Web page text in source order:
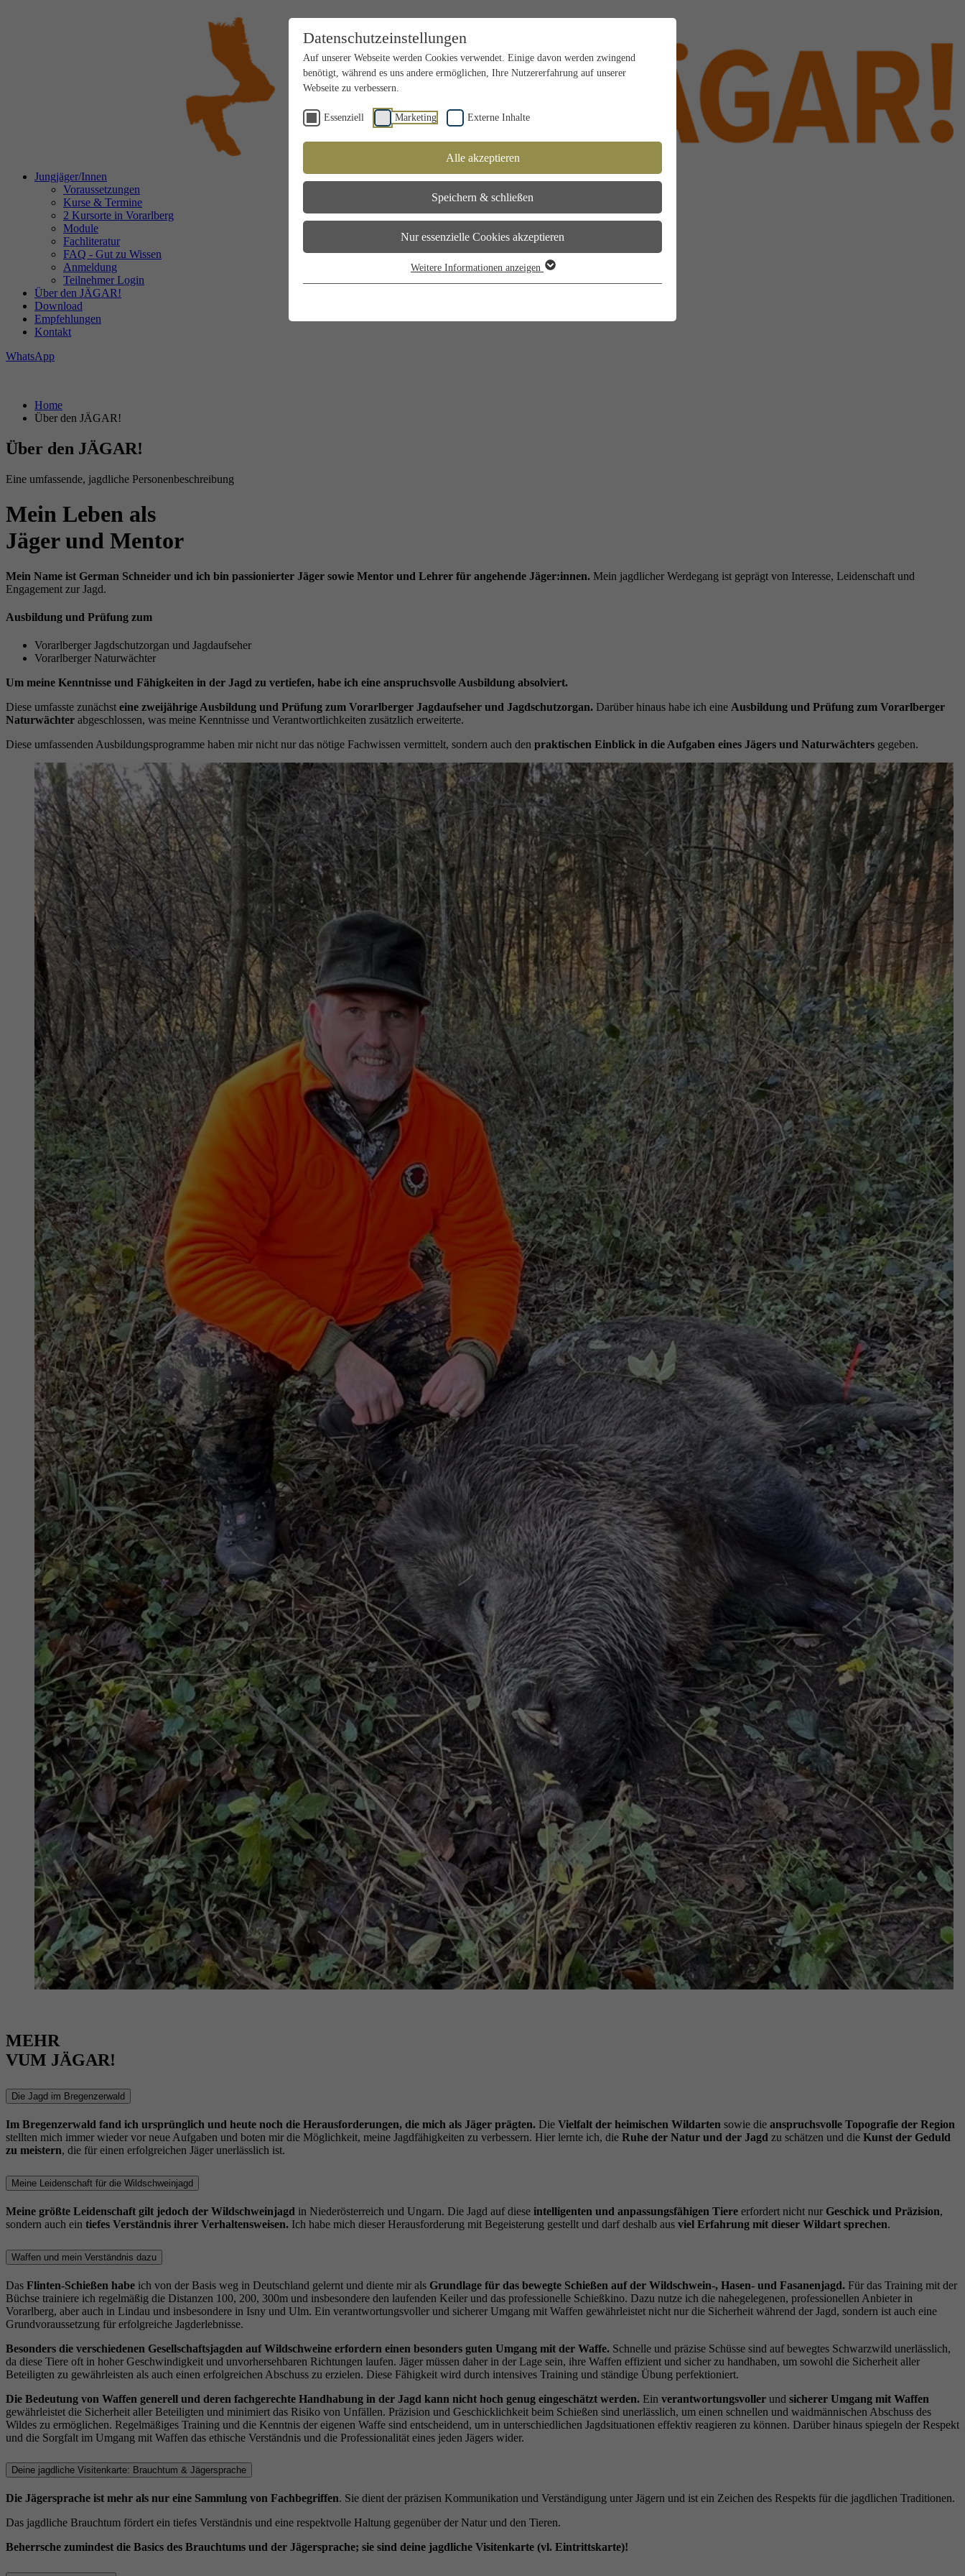
Jungjäger/Innen
Voraussetzungen
Kurse & Termine
2 Kursorte in Vorarlberg
Module
Fachliteratur
FAQ - Gut zu Wissen
Anmeldung
Teilnehmer Login
Über den JÄGAR!
Download
Empfehlungen
Kontakt
WhatsApp
Home
Über den JÄGAR!
Über den JÄGAR!
Eine umfassende, jagdliche Personenbeschreibung
Mein Leben als
Jäger und Mentor
Mein Name ist German Schneider und ich bin passionierter Jäger sowie Mentor und Lehrer für angehende Jäger:innen. Mein jagdlicher Werdegang ist geprägt von Interesse, Leidenschaft und
Engagement zur Jagd.
Ausbildung und Prüfung zum
Vorarlberger Jagdschutzorgan und Jagdaufseher
Vorarlberger Naturwächter
Um meine Kenntnisse und Fähigkeiten in der Jagd zu vertiefen, habe ich eine anspruchsvolle Ausbildung absolviert.
Diese umfasste zunächst eine zweijährige Ausbildung und Prüfung zum Vorarlberger Jagdaufseher und Jagdschutzorgan. Darüber hinaus habe ich eine Ausbildung und Prüfung zum Vorarlberger
Naturwächter abgeschlossen, was meine Kenntnisse und Verantwortlichkeiten zusätzlich erweiterte.
Diese umfassenden Ausbildungsprogramme haben mir nicht nur das nötige Fachwissen vermittelt, sondern auch den praktischen Einblick in die Aufgaben eines Jägers und Naturwächters gegeben.
MEHR
VUM JÄGAR!
Die Jagd im Bregenzerwald
Im Bregenzerwald fand ich ursprünglich und heute noch die Herausforderungen, die mich als Jäger prägten. Die Vielfalt der heimischen Wildarten sowie die anspruchsvolle Topografie der Region
stellten mich immer wieder vor neue Aufgaben und boten mir die Möglichkeit, meine Jagdfähigkeiten zu verbessern. Hier lernte ich, die Ruhe der Natur und der Jagd zu schätzen und die Kunst der Geduld
zu meistern, die für einen erfolgreichen Jäger unerlässlich ist.
Meine Leidenschaft für die Wildschweinjagd
Meine größte Leidenschaft gilt jedoch der Wildschweinjagd in Niederösterreich und Ungarn. Die Jagd auf diese intelligenten und anpassungsfähigen Tiere erfordert nicht nur Geschick und Präzision,
sondern auch ein tiefes Verständnis ihrer Verhaltensweisen. Ich habe mich dieser Herausforderung mit Begeisterung gestellt und darf deshalb aus viel Erfahrung mit dieser Wildart sprechen.
Waffen und mein Verständnis dazu
Das Flinten-Schießen habe ich von der Basis weg in Deutschland gelernt und diente mir als Grundlage für das bewegte Schießen auf der Wildschwein-, Hasen- und Fasanenjagd. Für das Training mit der
Büchse trainiere ich regelmäßig die Distanzen 100, 200, 300m und insbesondere den laufenden Keiler und das professionelle Schießkino. Dazu nutze ich die nahegelegenen, professionellen Anbieter in
Vorarlberg, aber auch in Lindau und insbesondere in Isny und Ulm. Ein verantwortungsvoller und sicherer Umgang mit Waffen gewährleistet nicht nur die Sicherheit während der Jagd, sondern ist auch eine
Grundvoraussetzung für erfolgreiche Jagderlebnisse.
Besonders die verschiedenen Gesellschaftsjagden auf Wildschweine erfordern einen besonders guten Umgang mit der Waffe. Schnelle und präzise Schüsse sind auf bewegtes Schwarzwild unerlässlich,
da diese Tiere oft in hoher Geschwindigkeit und unvorhersehbaren Richtungen laufen. Jäger müssen daher in der Lage sein, ihre Waffen effizient und sicher zu handhaben, um sowohl die Sicherheit aller
Beteiligten zu gewährleisten als auch einen erfolgreichen Abschuss zu erzielen. Diese Fähigkeit wird durch intensives Training und ständige Übung perfektioniert.
Die Bedeutung von Waffen generell und deren fachgerechte Handhabung in der Jagd kann nicht hoch genug eingeschätzt werden. Ein verantwortungsvoller und sicherer Umgang mit Waffen
gewährleistet die Sicherheit aller Beteiligten und minimiert das Risiko von Unfällen. Präzision und Geschicklichkeit beim Schießen sind unerlässlich, um einen schnellen und waidmännischen Abschuss des
Wildes zu ermöglichen. Regelmäßiges Training und die Kenntnis der eigenen Waffe sind entscheidend, um in unterschiedlichen Jagdsituationen effektiv reagieren zu können. Darüber hinaus spiegeln der Respekt
und die Sorgfalt im Umgang mit Waffen das ethische Verständnis und die Professionalität eines jeden Jägers wider.
Deine jagdliche Visitenkarte: Brauchtum & Jägersprache
Die Jägersprache ist mehr als nur eine Sammlung von Fachbegriffen. Sie dient der präzisen Kommunikation und Verständigung unter Jägern und ist ein Zeichen des Respekts für die jagdlichen Traditionen.
Das jagdliche Brauchtum fördert ein tiefes Verständnis und eine respektvolle Haltung gegenüber der Natur und den Tieren.
Beherrsche zumindest die Basics des Brauchtums und der Jägersprache; sie sind deine jagdliche Visitenkarte (vl. Eintrittskarte)!
Datenschutzeinstellungen
Auf unserer Webseite werden Cookies verwendet. Einige davon werden zwingend
benötigt, während es uns andere ermöglichen, Ihre Nutzererfahrung auf unserer
Webseite zu verbessern.
Essenziell Marketing Externe Inhalte
Alle akzeptieren
Speichern & schließen
Nur essenzielle Cookies akzeptieren
Weitere Informationen anzeigen